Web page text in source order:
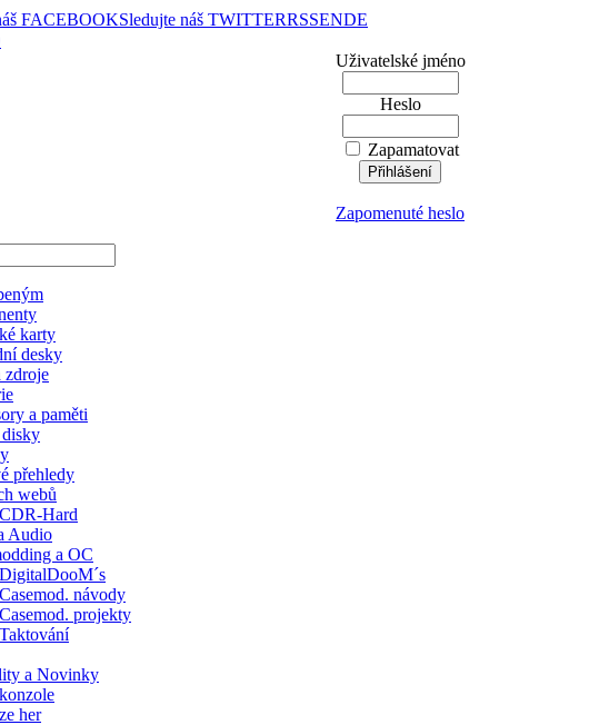
FACEBOOKSledujte náš TWITTERRSSENDE
Uživatelské jméno
Heslo
Zapamatovat
Zapomenuté heslo
karty
desky
zdroje
a paměti
disky
přehledy
webů
CDR-Hard
Audio
a OC
DigitalDooM´s
Casemod. návody
Casemod. projekty
Taktování
a Novinky
her